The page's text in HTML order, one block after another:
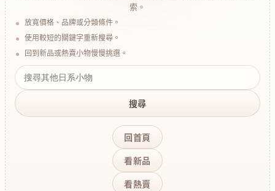
索。
放寬價格、品牌或分類條件。
使用較短的關鍵字重新搜尋。
回到新品或熱賣小物慢慢挑選。
搜尋
回首頁
看新品
看熱賣